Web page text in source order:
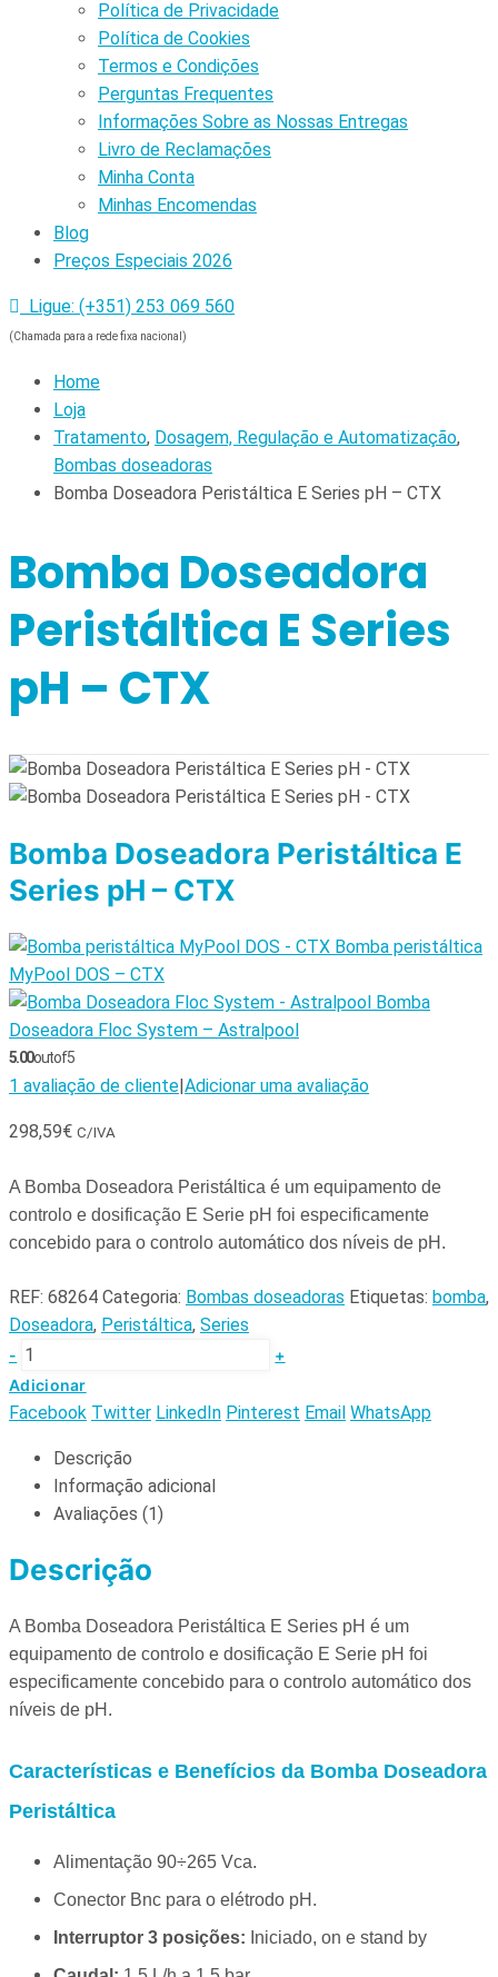
Política de Privacidade
Política de Cookies
Termos e Condições
Perguntas Frequentes
Informações Sobre as Nossas Entregas
Livro de Reclamações
Minha Conta
Minhas Encomendas
Blog
Preços Especiais 2026
Ligue: (+351) 253 069 560
(Chamada para a rede fixa nacional)
Home
Loja
Tratamento, Dosagem, Regulação e Automatização,
Bombas doseadoras
Bomba Doseadora Peristáltica E Series pH – CTX
Bomba Doseadora
Peristáltica E Series
pH – CTX
Bomba Doseadora Peristáltica E
Series pH – CTX
Bomba peristáltica
MyPool DOS – CTX
Bomba
Doseadora Floc System – Astralpool
5.00out of 5
1 avaliação de cliente|Adicionar uma avaliação
298,59€ C/IVA
A Bomba Doseadora Peristáltica é um equipamento de
controlo e dosificação E Serie pH foi especificamente
concebido para o controlo automático dos níveis de pH.
REF: 68264 Categoria: Bombas doseadoras Etiquetas: bomba,
Doseadora, Peristáltica, Series
-
+
Adicionar
Facebook Twitter LinkedIn Pinterest Email WhatsApp
Descrição
Informação adicional
Avaliações (1)
Descrição
A Bomba Doseadora Peristáltica E Series pH é um
equipamento de controlo e dosificação E Serie pH foi
especificamente concebido para o controlo automático dos
níveis de pH.
Características e Benefícios da Bomba Doseadora
Peristáltica
Alimentação 90÷265 Vca.
Conector Bnc para o elétrodo pH.
Interruptor 3 posições: Iniciado, on e stand by